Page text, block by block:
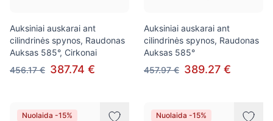
Auksiniai auskarai ant
cilindrinės spynos, Raudonas
Auksas 585°, Cirkonai
456.17 € 387.74 €
Auksiniai auskarai ant
cilindrinės spynos, Raudonas
Auksas 585°
457.97 € 389.27 €
Nuolaida -15% Nuolaida -15%